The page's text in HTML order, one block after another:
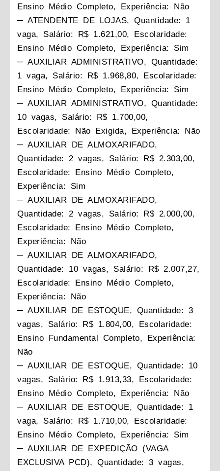
Ensino Médio Completo, Experiência: Não
─ ATENDENTE DE LOJAS, Quantidade: 1
vaga, Salário: R$ 1.621,00, Escolaridade:
Ensino Médio Completo, Experiência: Sim
─ AUXILIAR ADMINISTRATIVO, Quantidade:
1 vaga, Salário: R$ 1.968,80, Escolaridade:
Ensino Médio Completo, Experiência: Sim
─ AUXILIAR ADMINISTRATIVO, Quantidade:
10 vagas, Salário: R$ 1.700,00,
Escolaridade: Não Exigida, Experiência: Não
─ AUXILIAR DE ALMOXARIFADO,
Quantidade: 2 vagas, Salário: R$ 2.303,00,
Escolaridade: Ensino Médio Completo,
Experiência: Sim
─ AUXILIAR DE ALMOXARIFADO,
Quantidade: 2 vagas, Salário: R$ 2.000,00,
Escolaridade: Ensino Médio Completo,
Experiência: Não
─ AUXILIAR DE ALMOXARIFADO,
Quantidade: 10 vagas, Salário: R$ 2.007,27,
Escolaridade: Ensino Médio Completo,
Experiência: Não
─ AUXILIAR DE ESTOQUE, Quantidade: 3
vagas, Salário: R$ 1.804,00, Escolaridade:
Ensino Fundamental Completo, Experiência:
Não
─ AUXILIAR DE ESTOQUE, Quantidade: 10
vagas, Salário: R$ 1.913,33, Escolaridade:
Ensino Médio Completo, Experiência: Não
─ AUXILIAR DE ESTOQUE, Quantidade: 1
vaga, Salário: R$ 1.710,00, Escolaridade:
Ensino Médio Completo, Experiência: Sim
─ AUXILIAR DE EXPEDIÇÃO (VAGA
EXCLUSIVA PCD), Quantidade: 3 vagas,